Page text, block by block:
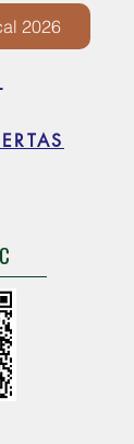
2026